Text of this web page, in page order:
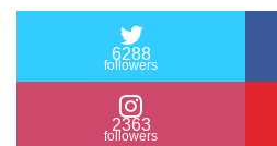
6288
followers
2363
followers